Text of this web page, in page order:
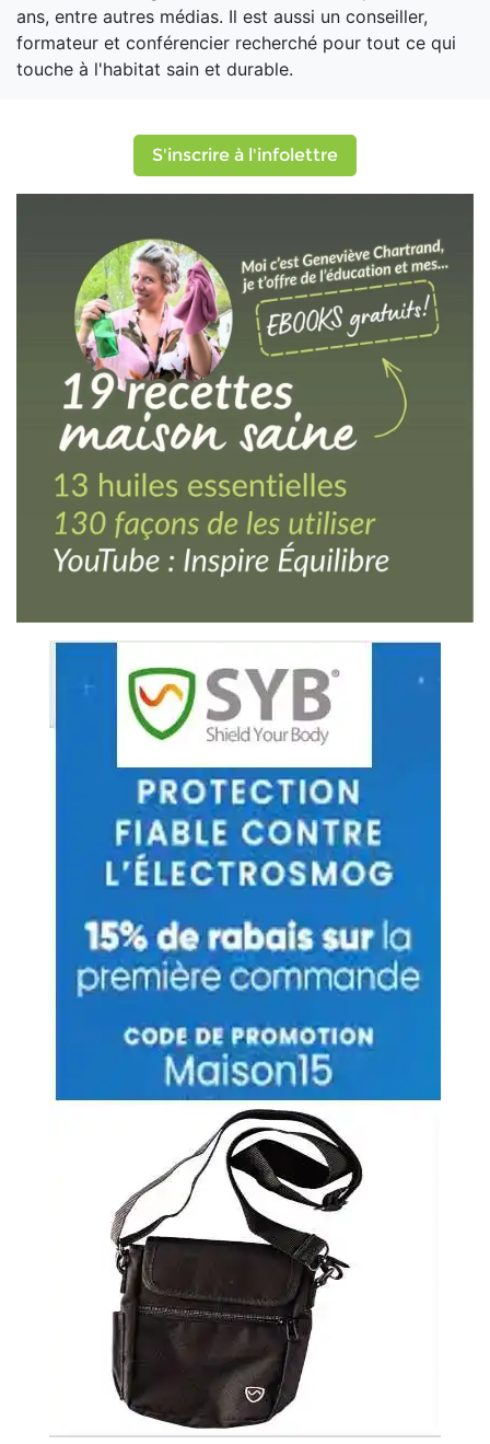
ans, entre autres médias. Il est aussi un conseiller,
formateur et conférencier recherché pour tout ce qui
touche à l'habitat sain et durable.
S'inscrire à l'infolettre